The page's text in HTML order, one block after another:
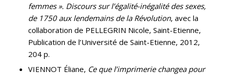
femmes ». Discours sur l’égalité-inégalité des sexes,
de 1750 aux lendemains de la Révolution, avec la
collaboration de PELLEGRIN Nicole, Saint-Etienne,
Publication de l’Université de Saint-Etienne, 2012,
204 p.
VIENNOT Éliane, Ce que l’imprimerie changea pour